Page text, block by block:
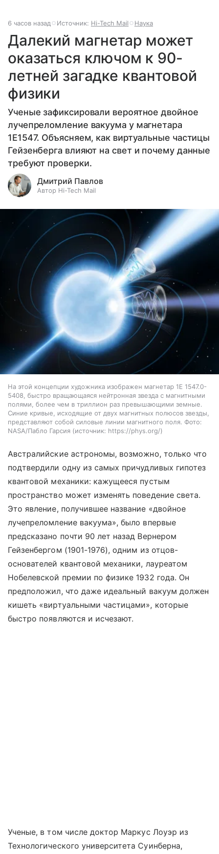
6 часов назад Источник: Hi-Tech Mail Наука
Далекий магнетар может
оказаться ключом к 90-
летней загадке квантовой
физики
Ученые зафиксировали вероятное двойное
лучепреломление вакуума у магнетара
1E1547. Объясняем, как виртуальные частицы
Гейзенберга влияют на свет и почему данные
требуют проверки.
Дмитрий Павлов
Автор Hi-Tech Mail
На этой концепции художника изображен магнетар 1E 1547.0-
5408, быстро вращающаяся нейтронная звезда с магнитными
полями, более чем в триллион раз превышающими земные.
Синие кривые, исходящие от двух магнитных полюсов звезды,
представляют собой силовые линии магнитного поля. Фото:
NASA/Пабло Гарсия
источник: https://phys.org/
Австралийские астрономы, возможно, только что
подтвердили одну из самых причудливых гипотез
квантовой механики: кажущееся пустым
пространство может изменять поведение света.
Это явление, получившее название «двойное
лучепреломление вакуума», было впервые
предсказано почти 90 лет назад Вернером
Гейзенбергом (1901-1976), одним из отцов-
основателей квантовой механики, лауреатом
Нобелевской премии по физике 1932 года. Он
предположил, что даже идеальный вакуум должен
кишеть «виртуальными частицами», которые
быстро появляются и исчезают.
Ученые, в том числе доктор Маркус Лоуэр из
Технологического университета Суинберна,